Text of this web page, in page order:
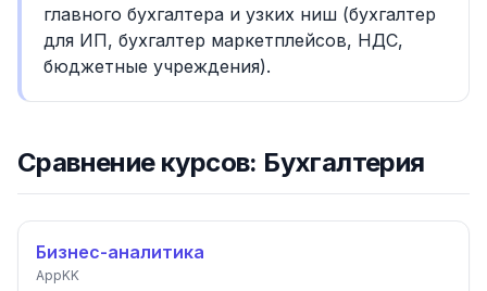
главного бухгалтера и узких ниш (бухгалтер
для ИП, бухгалтер маркетплейсов, НДС,
бюджетные учреждения).
Сравнение курсов: Бухгалтерия
Бизнес-аналитика
AppKK